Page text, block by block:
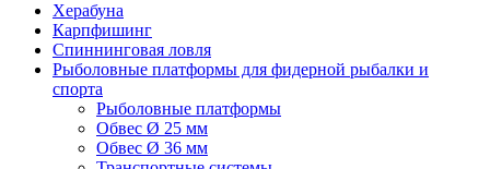
Херабуна
Карпфишинг
Спиннинговая ловля
Рыболовные платформы для фидерной рыбалки и
спорта
Рыболовные платформы
Обвес Ø 25 мм
Обвес Ø 36 мм